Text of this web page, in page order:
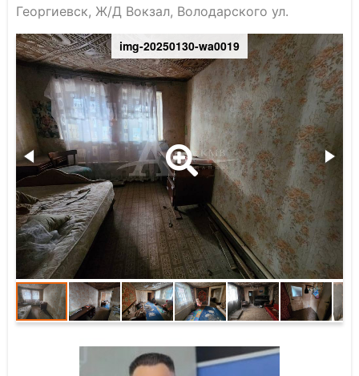
Георгиевск, Ж/Д Вокзал, Володарского ул.
img-20250130-wa0019